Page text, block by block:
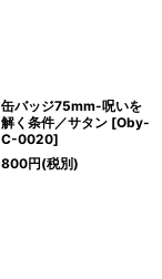
缶バッジ75mm-呪いを
解く条件／サタン [Oby-
C-0020]
800円(税別)